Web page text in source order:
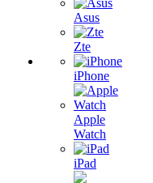
Asus
Zte
iPhone
Apple
Watch
iPad